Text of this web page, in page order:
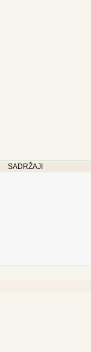
SADRŽAJI